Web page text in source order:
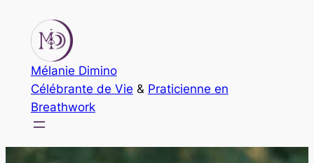
contenu
Mélanie Dimino
Célébrante de Vie & Praticienne en
Breathwork